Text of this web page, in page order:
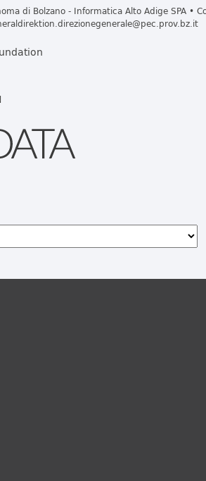
di Bolzano - Informatica Alto Adige SPA •